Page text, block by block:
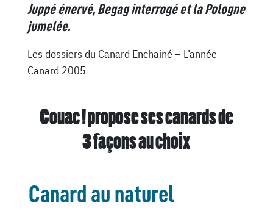
Juppé énervé, Begag interrogé et la Pologne
jumelée.
Les dossiers du Canard Enchainé – L’année
Canard 2005
Couac ! propose ses canards de
3 façons au choix
Canard au naturel